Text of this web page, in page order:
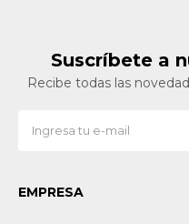
Suscríbete a
Recibe todas las
EMPRESA